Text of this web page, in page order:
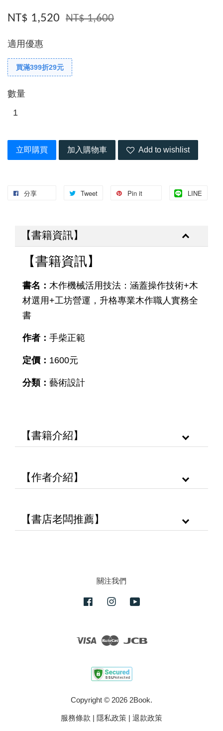
NT$ 1,520 NT$ 1,600
適用優惠
買滿399折29元
數量
立即購買 加入購物車 Add to wishlist
分享 Tweet Pin it LINE
【書籍資訊】
【書籍資訊】
書名： 木作機械活用技法：涵蓋操作技術+木
材選用+工坊營運，升格專業木作職人實務全
書
作者： 手柴正範
定價： 1600元
分類： 藝術設計
【書籍介紹】
【作者介紹】
【書店老闆推薦】
關注我們
FacebookInstagram
Visa Master
Copyright © 2026 2Book.
服務條款 | 隱私政策 | 退款政策